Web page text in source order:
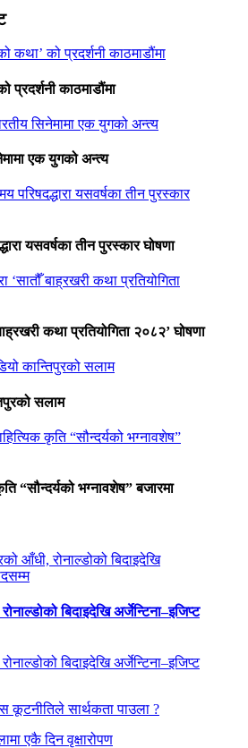
प्रदर्शनी काठमाडौंमा
एक युगको अन्त्य
यसवर्षका तीन पुरस्कार घोषणा
बाह्रखरी कथा प्रतियोगिता २०८२’ घोषणा
सलाम
“सौन्दर्यको भग्नावशेष” बजारमा
बिदाइदेखि अर्जेन्टिना–इजिप्ट
बिदाइदेखि अर्जेन्टिना–इजिप्ट
कूटनीतिले सार्थकता पाउला ?
एकै दिन वृक्षारोपण